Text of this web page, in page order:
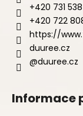
+420 731
+420 722
https://
duuree.cz
@duuree.cz
Informace